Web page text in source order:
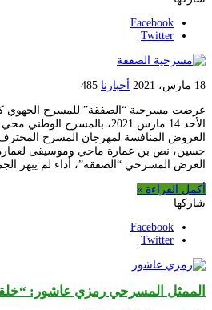
Facebook
Twitter
18 مارس، 2021 أخبارنا 485
عرضت مسرحية “الصفقة” للمسرح الجهوي
الأحد 14 مارس 2021، بالمسرح
العرض المسرحي “الصفقة”، أداء لم يبهر
أكمل القراءة »
شاركها
Facebook
Twitter
الممثل المسرحي رمزي عاشور: